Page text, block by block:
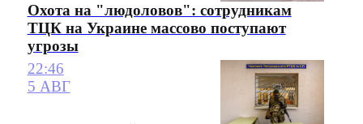
Охота на "людоловов": сотрудникам
ТЦК на Украине массово поступают
угрозы
22:46
5 АВГ